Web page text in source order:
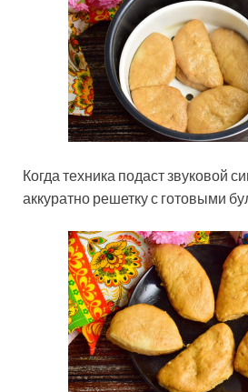
Когда техника подаст звуковой
аккуратно решетку с готовыми